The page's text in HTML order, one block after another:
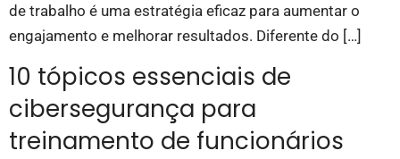
de trabalho é uma estratégia eficaz para aumentar o
engajamento e melhorar resultados. Diferente do […]
10 tópicos essenciais de
cibersegurança para
treinamento de funcionários